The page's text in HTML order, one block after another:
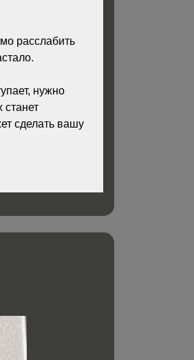
расслабить
нужно
станет
сделать вашу